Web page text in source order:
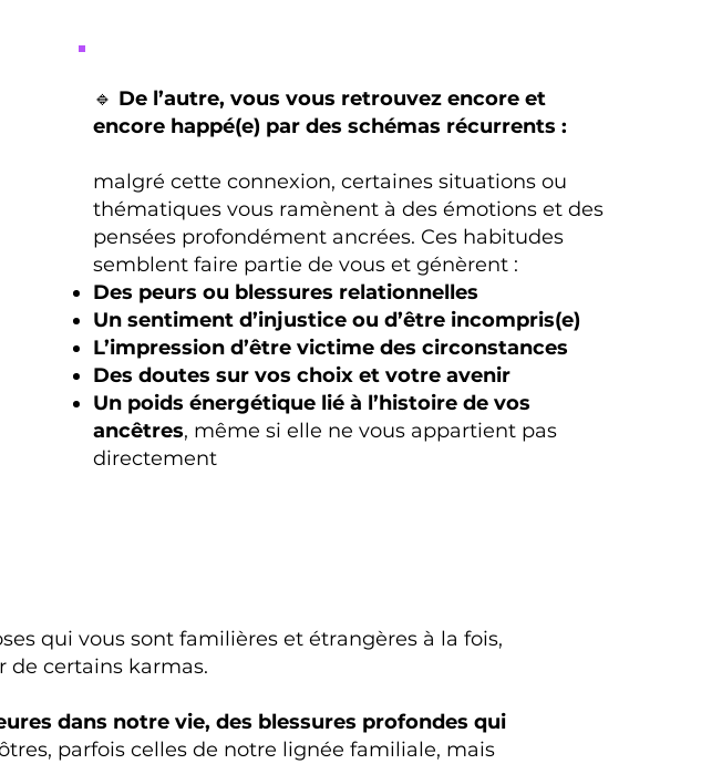
🔹 De l’autre, vous vous retrouvez encore et
encore happé(e) par des schémas récurrents :
malgré cette connexion, certaines situations ou
thématiques vous ramènent à des émotions et des
pensées profondément ancrées. Ces habitudes
semblent faire partie de vous et génèrent :
Des peurs ou blessures relationnelles
Un sentiment d’injustice ou d’être incompris(e)
L’impression d’être victime des circonstances
Des doutes sur vos choix et votre avenir
Un poids énergétique lié à l’histoire de vos
ancêtres, même si elle ne vous appartient pas
directement
qui vous sont familières et étrangères à la fois,
de certains karmas.
dans notre vie, des blessures profondes qui
parfois celles de notre lignée familiale, mais